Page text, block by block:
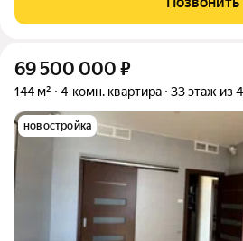
69 500 000 ₽
144 м² 4-комн. квартира 33 этаж из
новостройка